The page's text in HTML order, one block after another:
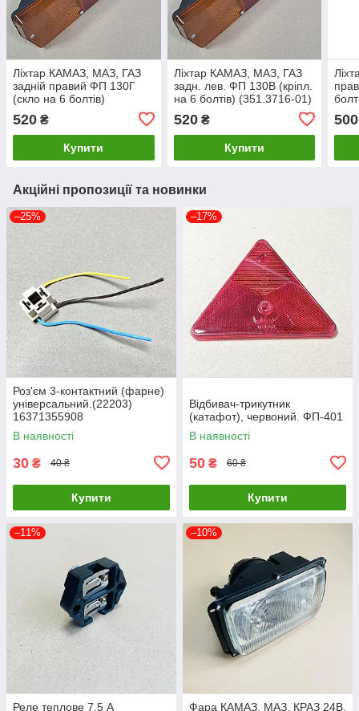
Ліхтар КАМАЗ, МАЗ, ГАЗ
задній правий ФП 130Г
(скло на 6 болтів)
3716010
520 ₴
Купити
Ліхтар КАМАЗ, МАЗ, ГАЗ
задн. лев. ФП 130В (кріпл.
на 6 болтів) (351.3716-01)
520₴
Купити
500
Акційні пропозиції та новинки
–25%
Роз'єм 3-контактний (фарне)
універсальний.(22203)
16371355908
В наявності
30 ₴ 40 ₴
Купити
–17%
Відбивач-трикутник
(катафот), червоний. ФП-401
В наявності
50 ₴ 60 ₴
Купити
–11%
Реле теплове 7,5 А
–10%
Фара КАМАЗ, МАЗ, КРАЗ 24В,